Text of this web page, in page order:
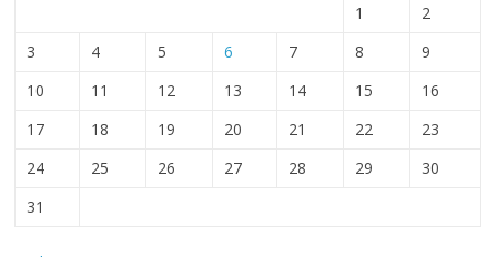
1
2
3
4 5 6 7 8
9
10
11 12 13 14 15
16
17
18 19 20 21 22
23
24
25 26 27 28 29
30
31